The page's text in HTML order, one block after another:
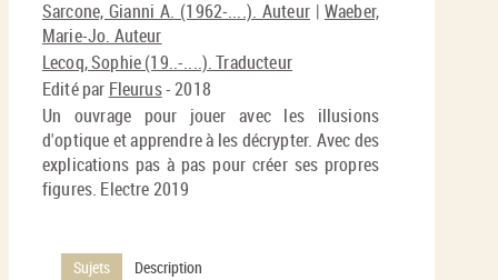
Sarcone, Gianni A. (1962-....). Auteur| Waeber,
Marie-Jo. Auteur
Lecoq, Sophie (19..-....). Traducteur
Edité par Fleurus- 2018
Un ouvrage pour jouer avec les illusions
d'optique et apprendre à les décrypter. Avec des
explications pas à pas pour créer ses propres
figures. Electre 2019
Sujets Description